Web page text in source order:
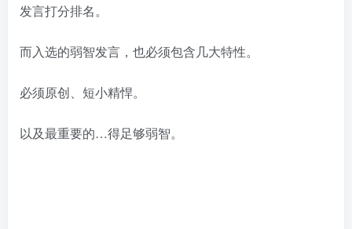
发言打分排名。
而入选的弱智发言，也必须包含几大特性。
必须原创、短小精悍。
以及最重要的…得足够弱智。